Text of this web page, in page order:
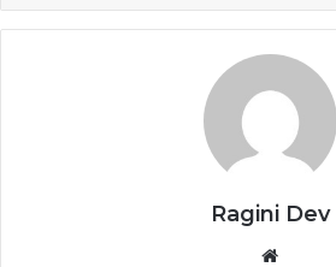
Ragini Dev
Website